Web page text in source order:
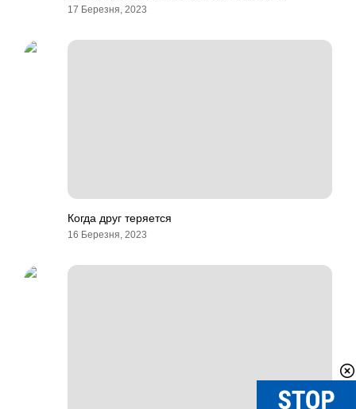
17 Березня, 2023
Когда друг теряется
16 Березня, 2023